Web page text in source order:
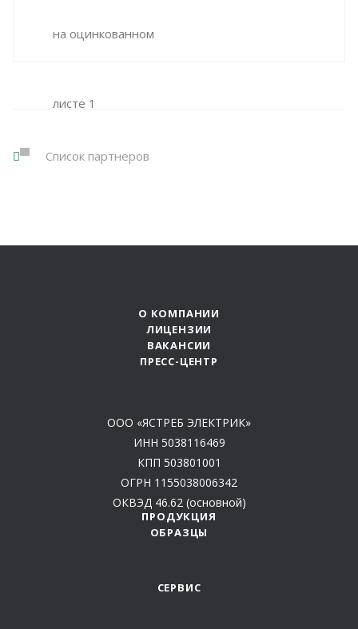
Список партнеров
О КОМПАНИИ
ЛИЦЕНЗИИ
ВАКАНСИИ
ПРЕСС-ЦЕНТР
ООО «ЯСТРЕБ ЭЛЕКТРИК»
ИНН 5038116469
КПП 503801001
ОГРН 1155038006342
ОКВЭД 46.62 (основной)
ПРОДУКЦИЯ
ОБРАЗЦЫ
СЕРВИС